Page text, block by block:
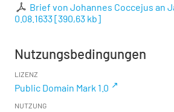
Brief von Johannes Coccejus an
0.08.1633[390,63 kb]
Nutzungsbedingungen
LIZENZ
Public Domain Mark 1.0
NUTZUNG